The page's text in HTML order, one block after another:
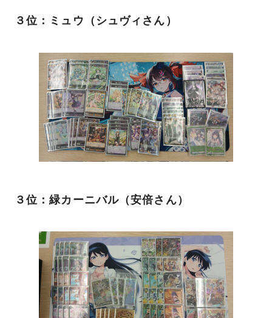
３位：ミュウ（シュヴィさん）
３位：緑カーニバル（安倍さん）